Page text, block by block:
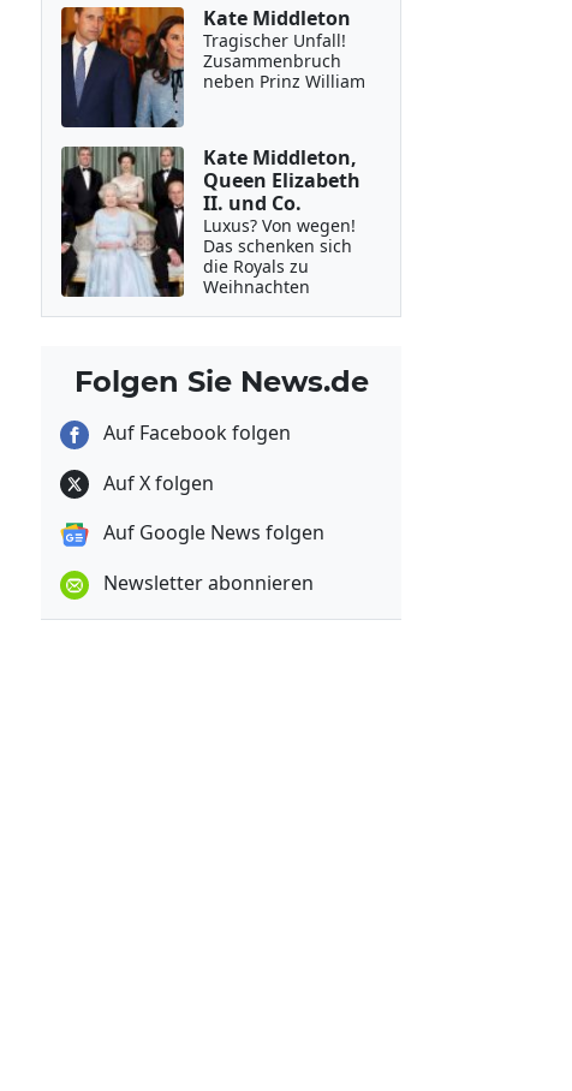
Kate Middleton
Tragischer Unfall!
Zusammenbruch
neben Prinz William
Kate Middleton,
Queen Elizabeth
II. und Co.
Luxus? Von wegen!
Das schenken sich
die Royals zu
Weihnachten
Folgen Sie News.de
Auf Facebook folgen
Auf X folgen
Auf Google News folgen
Newsletter abonnieren